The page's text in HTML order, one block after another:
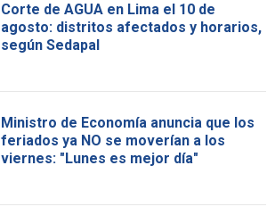
Corte de AGUA en Lima el 10 de
agosto: distritos afectados y horarios,
según Sedapal
Ministro de Economía anuncia que los
feriados ya NO se moverían a los
viernes: "Lunes es mejor día"